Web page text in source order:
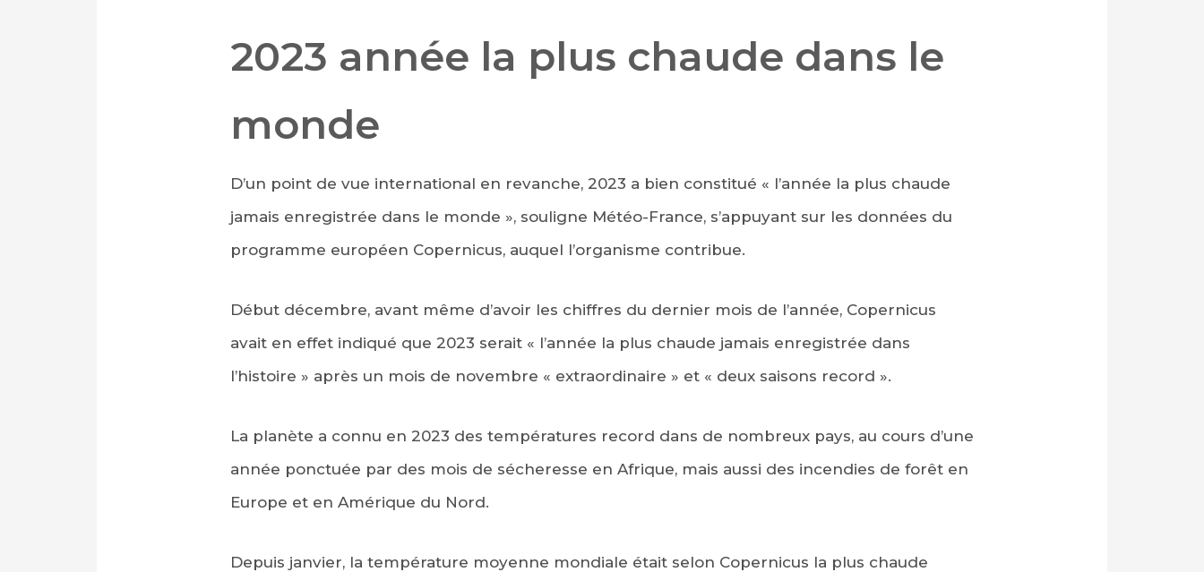
2023 année la plus chaude dans le
monde
D’un point de vue international en revanche, 2023 a bien constitué « l’année la plus chaude
jamais enregistrée dans le monde », souligne Météo-France, s’appuyant sur les données du
programme européen Copernicus, auquel l’organisme contribue.
Début décembre, avant même d’avoir les chiffres du dernier mois de l’année, Copernicus
avait en effet indiqué que 2023 serait « l’année la plus chaude jamais enregistrée dans
l’histoire » après un mois de novembre « extraordinaire » et « deux saisons record ».
La planète a connu en 2023 des températures record dans de nombreux pays, au cours d’une
année ponctuée par des mois de sécheresse en Afrique, mais aussi des incendies de forêt en
Europe et en Amérique du Nord.
Depuis janvier, la température moyenne mondiale était selon Copernicus la plus chaude